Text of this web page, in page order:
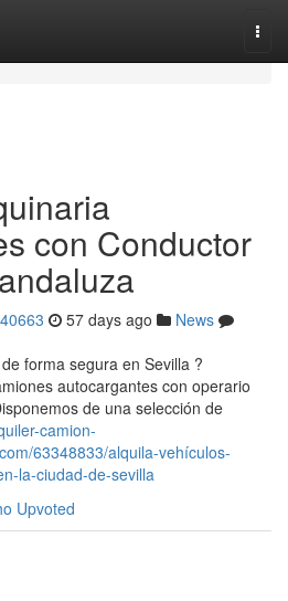
con Conductor
57 days ago
News
forma segura en Sevilla ?
autocargantes con operario
de una selección de
camion-
63348833/alquila-vehículos-
la-ciudad-de-sevilla
Upvoted